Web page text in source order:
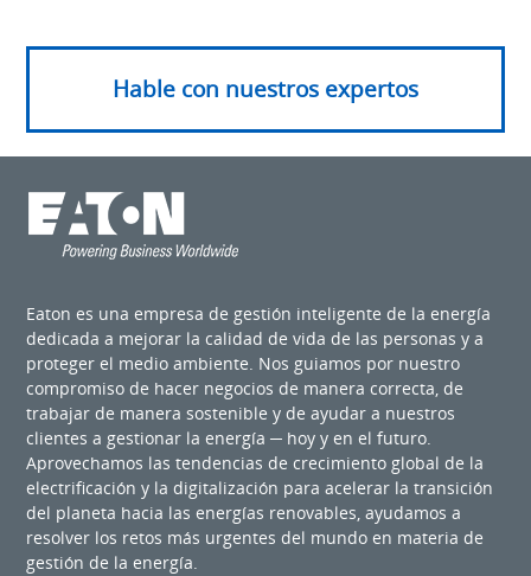
Hable con nuestros expertos
Eaton es una empresa de gestión inteligente de la energía
dedicada a mejorar la calidad de vida de las personas y a
proteger el medio ambiente. Nos guiamos por nuestro
compromiso de hacer negocios de manera correcta, de
trabajar de manera sostenible y de ayudar a nuestros
clientes a gestionar la energía ─ hoy y en el futuro.
Aprovechamos las tendencias de crecimiento global de la
electrificación y la digitalización para acelerar la transición
del planeta hacia las energías renovables, ayudamos a
resolver los retos más urgentes del mundo en materia de
gestión de la energía.